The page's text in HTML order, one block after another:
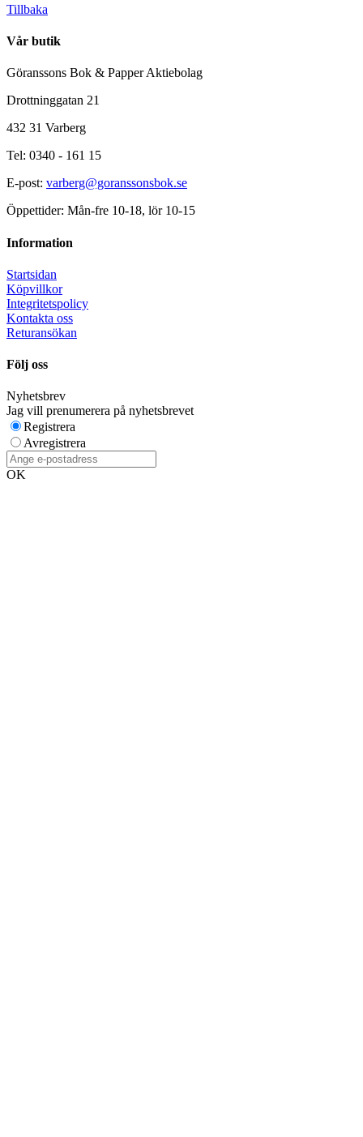
Tillbaka
Vår butik
Göranssons Bok & Papper Aktiebolag
Drottninggatan 21
432 31 Varberg
Tel: 0340 - 161 15
E-post: varberg@goranssonsbok.se
Öppettider: Mån-fre 10-18, lör 10-15
Information
Startsidan
Köpvillkor
Integritetspolicy
Kontakta oss
Returansökan
Följ oss
Nyhetsbrev
Jag vill prenumerera på nyhetsbrevet
Registrera
Avregistrera
OK